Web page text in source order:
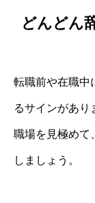
どんどん
転職前や在職中
るサインがあり
職場を見極めて
しましょう。